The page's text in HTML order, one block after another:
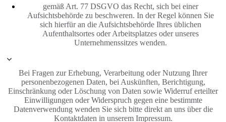
gemäß Art. 77 DSGVO das Recht, sich bei einer
Aufsichtsbehörde zu beschweren. In der Regel können Sie
sich hierfür an die Aufsichtsbehörde Ihres üblichen
Aufenthaltsortes oder Arbeitsplatzes oder unseres
Unternehmenssitzes wenden.
Bei Fragen zur Erhebung, Verarbeitung oder Nutzung Ihrer
personenbezogenen Daten, bei Auskünften, Berichtigung,
Einschränkung oder Löschung von Daten sowie Widerruf erteilter
Einwilligungen oder Widerspruch gegen eine bestimmte
Datenverwendung wenden Sie sich bitte direkt an uns über die
Kontaktdaten in unserem Impressum.